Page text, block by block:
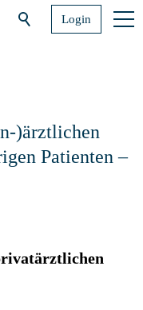
Login
)ärztlichen
Patienten –